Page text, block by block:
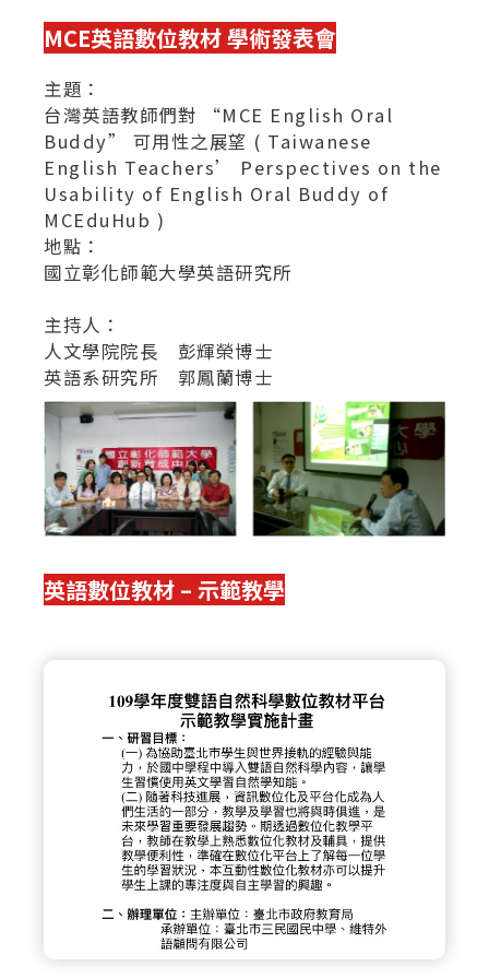
MCE英語數位教材 學術發表會
主題：
台灣英語教師們對 “MCE English Oral
Buddy” 可用性之展望 ( Taiwanese
English Teachers’ Perspectives on the
Usability of English Oral Buddy of
MCEduHub )
地點：
國立彰化師範大學英語研究所
主持人：
人文學院院長 彭輝榮博士
英語系研究所 郭鳳蘭博士
英語數位教材 – 示範教學